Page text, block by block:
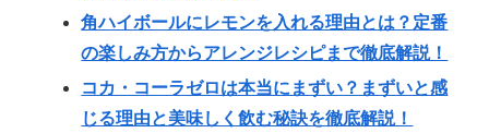
角ハイボールにレモンを入れる理由とは？定番
の楽しみ方からアレンジレシピまで徹底解説！
コカ・コーラゼロは本当にまずい？まずいと感
じる理由と美味しく飲む秘訣を徹底解説！